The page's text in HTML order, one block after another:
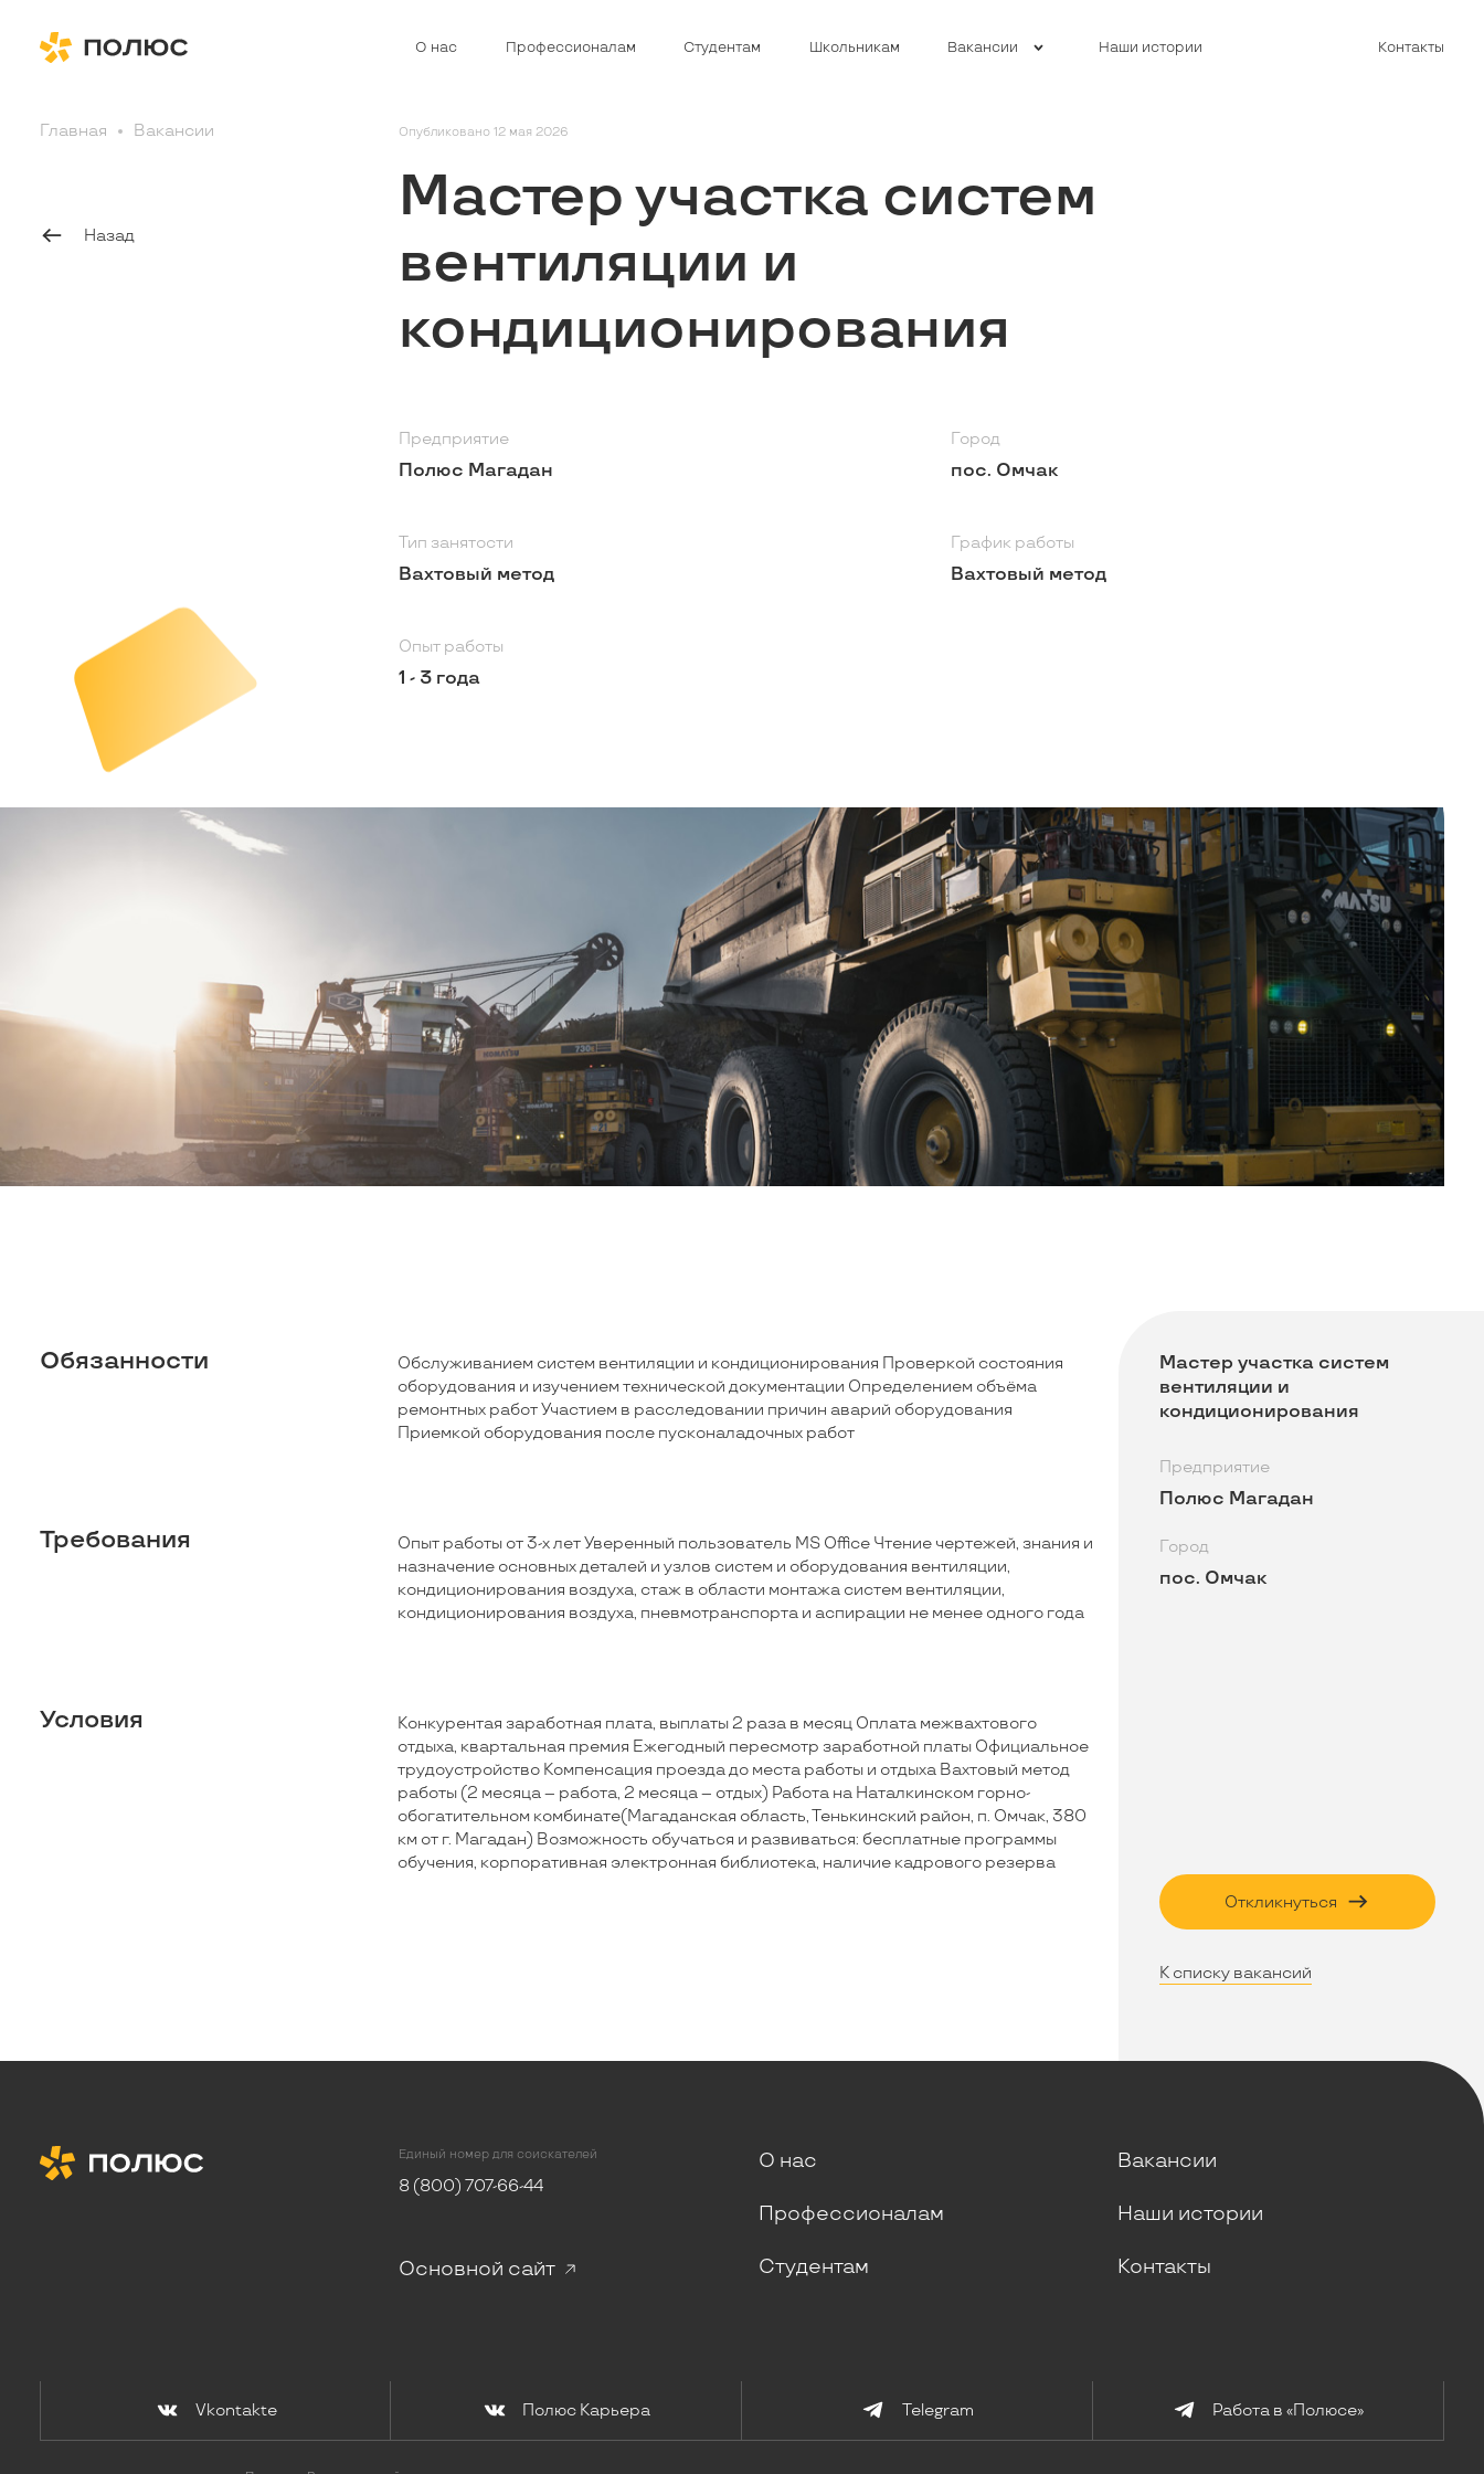
О нас Профессионалам Студентам Школьникам Вакансии Наши истории Контакты
Главная Вакансии
Назад
Опубликовано 12 мая 2026
Мастер участка систем
вентиляции и
кондиционирования
Предприятие
Полюс Магадан
Город
пос. Омчак
Тип занятости
Вахтовый метод
График работы
Вахтовый метод
Опыт работы
1 - 3 года
Обязанности
Обслуживанием систем вентиляции и кондиционирования Проверкой состояния
оборудования и изучением технической документации Определением объёма
ремонтных работ Участием в расследовании причин аварий оборудования
Приемкой оборудования после пусконаладочных работ
Требования
Опыт работы от 3-х лет Уверенный пользователь MS Office Чтение чертежей, знания и
назначение основных деталей и узлов систем и оборудования вентиляции,
кондиционирования воздуха, стаж в области монтажа систем вентиляции,
кондиционирования воздуха, пневмотранспорта и аспирации не менее одного года
Условия
Конкурентая заработная плата, выплаты 2 раза в месяц Оплата межвахтового
отдыха, квартальная премия Ежегодный пересмотр заработной платы Официальное
трудоустройство Компенсация проезда до места работы и отдыха Вахтовый метод
работы (2 месяца – работа, 2 месяца – отдых) Работа на Наталкинском горно-
обогатительном комбинате(Магаданская область, Тенькинский район, п. Омчак, 380
км от г. Магадан) Возможность обучаться и развиваться: бесплатные программы
обучения, корпоративная электронная библиотека, наличие кадрового резерва
Мастер участка систем
вентиляции и
кондиционирования
Предприятие
Полюс Магадан
Город
пос. Омчак
Откликнуться
К списку вакансий
Единый номер для соискателей
8 (800) 707-66-44
Основной сайт
О нас Вакансии
Профессионалам Наши истории
Студентам Контакты
Vkontakte Полюс Карьера Telegram Работа в «Полюсе»